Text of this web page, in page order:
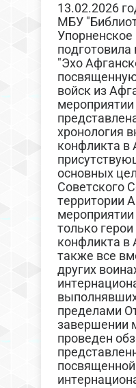
13.02.2026
МБУ
подготовила
"Эхо
войск из
хронология
конфликта в
основных
Советского
территории
только
конфликта в
также все
других
пределами
завершении
проведен